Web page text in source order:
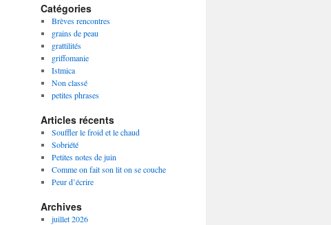
Catégories
Brèves rencontres
grains de peau
grattilités
griffomanie
Istmica
Non classé
petites phrases
Articles récents
Souffler le froid et le chaud
Sobriété
Petites notes de juin
Comme on fait son lit on se couche
Peur d’écrire
Archives
juillet 2026